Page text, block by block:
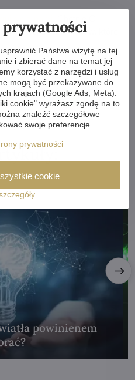
. Chętnie Ci
Twój dom do tonów, które
RedditLinkedInWhatsApp
E-
mail
powinienem
prywatności
Państwa wizytę na tej
i zbierać dane na temat jej
korzystać z narzędzi i usług
mogą być przekazywane do
krajach (Google Ads, Meta).
cookie" wyrażasz zgodę na to
znaleźć szczegółowe
swoje preferencje.
prywatności
cookie